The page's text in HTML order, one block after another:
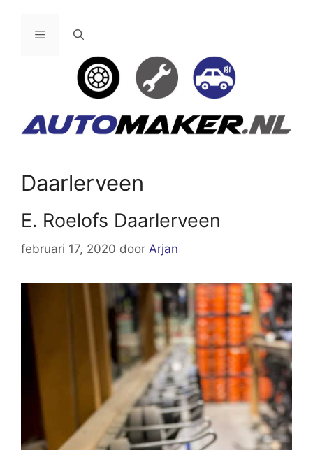
Menu
Daarlerveen
E. Roelofs Daarlerveen
februari 17, 2020 door Arjan